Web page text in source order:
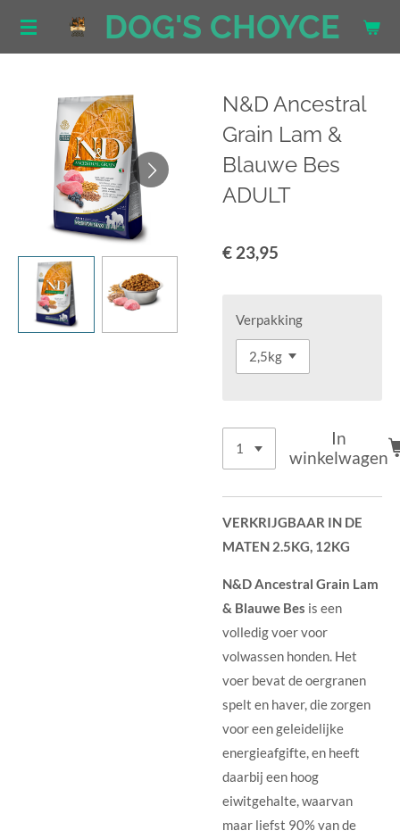
Ga
hoofdinhoud
DOG'S CHOYCE
N&D Ancestral
Grain Lam &
Blauwe Bes
ADULT
€ 23,95
Verpakking
In
winkelwagen
VERKRIJGBAAR IN DE
MATEN 2.5KG, 12KG
N&D Ancestral Grain Lam
& Blauwe Bes is een
volledig voer voor
volwassen honden. Het
voer bevat de oergranen
spelt en haver, die zorgen
voor een geleidelijke
energieafgifte, en heeft
daarbij een hoog
eiwitgehalte, waarvan
maar liefst 90% van de